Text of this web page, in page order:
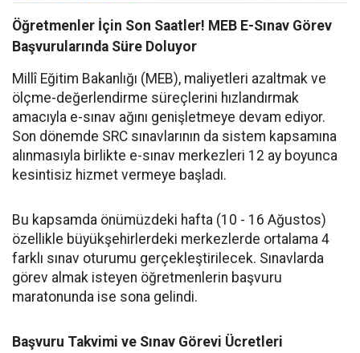
Öğretmenler İçin Son Saatler! MEB E-Sınav Görev
Başvurularında Süre Doluyor
Millî Eğitim Bakanlığı (MEB), maliyetleri azaltmak ve
ölçme-değerlendirme süreçlerini hızlandırmak
amacıyla e-sınav ağını genişletmeye devam ediyor.
Son dönemde SRC sınavlarının da sistem kapsamına
alınmasıyla birlikte e-sınav merkezleri 12 ay boyunca
kesintisiz hizmet vermeye başladı.
Bu kapsamda önümüzdeki hafta (10 - 16 Ağustos)
özellikle büyükşehirlerdeki merkezlerde ortalama 4
farklı sınav oturumu gerçekleştirilecek. Sınavlarda
görev almak isteyen öğretmenlerin başvuru
maratonunda ise sona gelindi.
Başvuru Takvimi ve Sınav Görevi Ücretleri